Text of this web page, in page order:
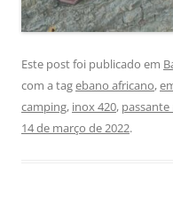
Este post foi publicado em
com a tagebano africano,
camping, inox 420,
14 de março de 2022.